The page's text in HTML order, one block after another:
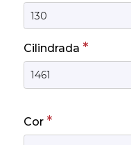
Cilindrada *
Cor *